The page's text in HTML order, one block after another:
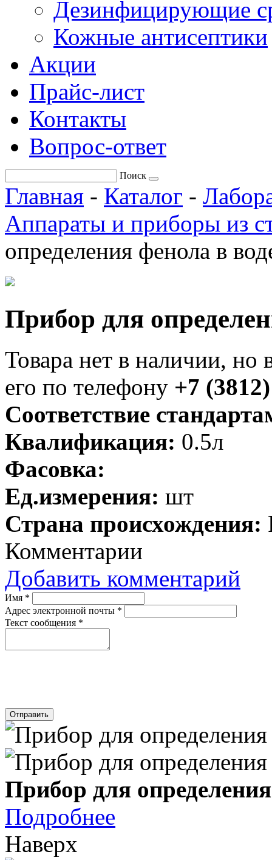
Дезинфицирующие
Кожные антисептики
Акции
Прайс-лист
Контакты
Вопрос-ответ
Поиск
Главная - Каталог -
Аппараты и приборы из
определения фенола в
Прибор для
Товара нет в наличии, но
его по телефону +7
Соответствие
Квалификация: 0.5л
Фасовка:
Ед.измерения: шт
Страна происхождения:
Комментарии
Добавить комментарий
Имя *
Адрес электронной почты *
Текст сообщения *
Отправить
Прибор для
Подробнее
Наверх